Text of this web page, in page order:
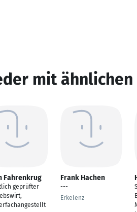
mit
Fahrenkrug
geprüfter
Frank Hachen
---
Erkelenz